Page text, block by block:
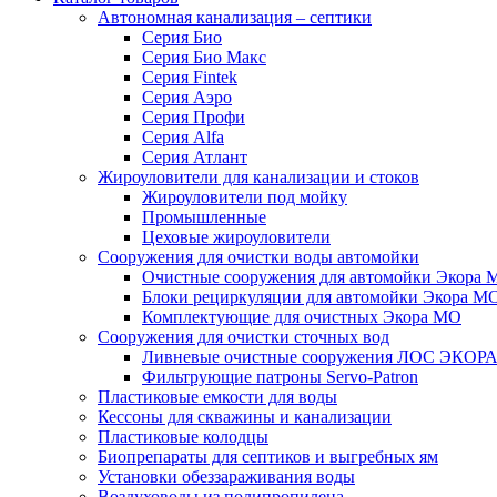
Автономная канализация – септики
Серия Био
Серия Био Макс
Серия Fintek
Серия Аэро
Серия Профи
Серия Alfa
Серия Атлант
Жироуловители для канализации и стоков
Жироуловители под мойку
Промышленные
Цеховые жироуловители
Сооружения для очистки воды автомойки
Очистные сооружения для автомойки Экора
Блоки рециркуляции для автомойки Экора
Комплектующие для очистных Экора МО
Сооружения для очистки сточных вод
Ливневые очистные сооружения ЛОС ЭКОРА
Фильтрующие патроны Servo-Patron
Пластиковые емкости для воды
Кессоны для скважины и канализации
Пластиковые колодцы
Биопрепараты для септиков и выгребных ям
Установки обеззараживания воды